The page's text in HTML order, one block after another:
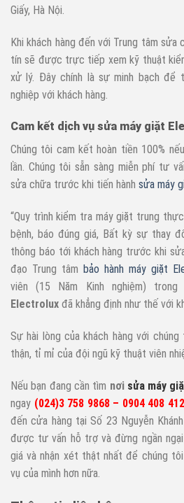
Giấy, Hà Nội.
Khi khách hàng đến với Trung tâm sửa
tín sẽ được trực tiếp xem kỹ thuật
xử lý. Đây chính là sự minh bạch để
nghiệp với khách hàng.
Cam kết dịch vụ sửa máy giặt
Chúng tôi cam kết hoàn tiền 100%
lần. Chúng tôi sẵn sàng miễn phí tư
sửa chữa trước khi tiến hành sửa máy
“Quy trình kiểm tra máy giặt trung
bệnh, báo đúng giá, Bất kỳ sự thay
thông báo tới khách hàng trước khi
đạo Trung tâm bảo hành máy giặt
viên (15 Năm Kinh nghiệm)
Electrolux đã khẳng định như thế với
Sự hài lòng của khách hàng với
thận, tỉ mỉ của đội ngũ kỹ thuật viên
Nếu bạn đang cần tìm nơi sửa máy
ngay (024)3 758 9868 – 0904 408 412
đến cửa hàng tại Số 23 Nguyễn
được tư vấn hỗ trợ và đừng ngần
giá và nhận xét thật nhất để chúng
vụ của mình hơn nữa.